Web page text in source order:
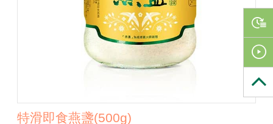
特滑即食燕盞(500g)